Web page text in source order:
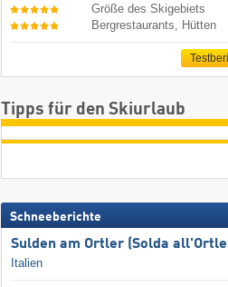
Größe des Skigebiets
Bergrestaurants, Hütten
Tipps für den Skiurlaub
Schneeberichte
Sulden am Ortler (Solda
Italien